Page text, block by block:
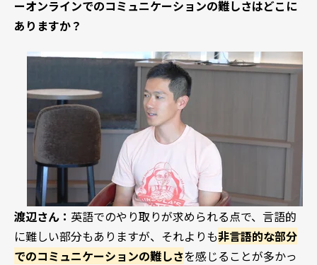
ーオンラインでのコミュニケーションの難しさはどこに
ありますか？
渡辺さん： 英語でのやり取りが求められる点で、言語的
に難しい部分もありますが、それよりも非言語的な部分
でのコミュニケーションの難しさを感じることが多かっ